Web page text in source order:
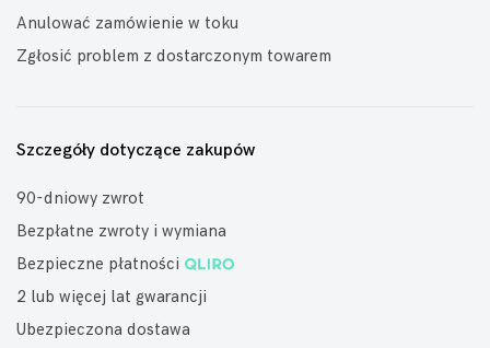
Anulować zamówienie w toku
Zgłosić problem z dostarczonym towarem
Szczegóły dotyczące zakupów
90-dniowy zwrot
Bezpłatne zwroty i wymiana
Bezpieczne płatności
2 lub więcej lat gwarancji
Ubezpieczona dostawa